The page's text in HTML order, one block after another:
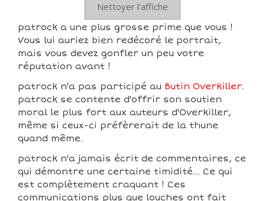
Nettoyer l'affiche
patrock a une plus grosse prime que vous !
Vous lui auriez bien redécoré le portrait,
mais vous devez gonfler un peu votre
réputation avant !
patrock n'a pas participé au Butin Overkiller.
patrock se contente d'offrir son soutien
moral le plus fort aux auteurs d'Overkiller,
même si ceux-ci préfèrerait de la thune
quand même.
patrock n'a jamais écrit de commentaires, ce
qui démontre une certaine timidité... Ce qui
est complètement craquant ! Ces
communications plus que louches ont fait